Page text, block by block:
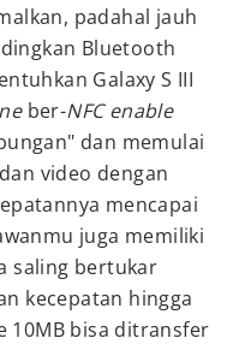
padahal jauh
Bluetooth
Galaxy S III
ber-NFC enable
dan memulai
video dengan
mencapai
juga memiliki
saling bertukar
kecepatan hingga
10MB bisa ditransfer